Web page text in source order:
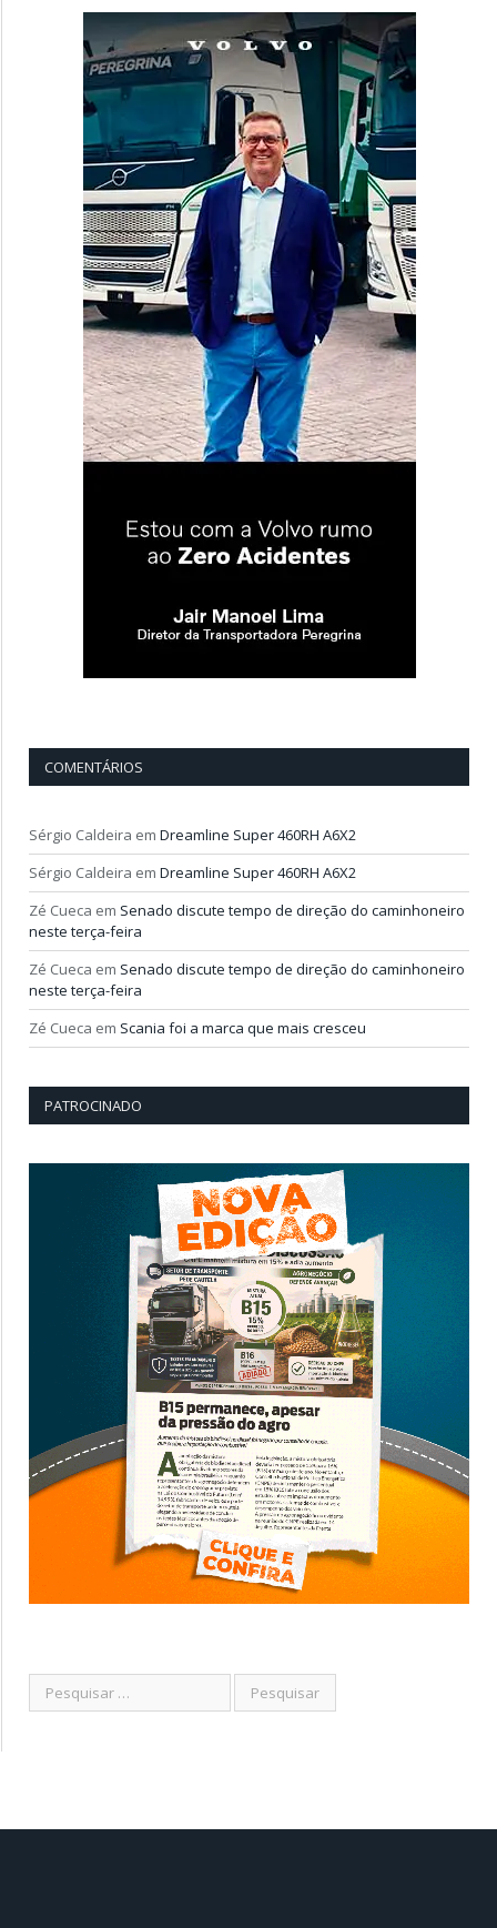
COMENTÁRIOS
Sérgio Caldeira em Dreamline Super 460RH A6X2
Sérgio Caldeira em Dreamline Super 460RH A6X2
Zé Cueca em Senado discute tempo de direção do caminhoneiro
neste terça-feira
Zé Cueca em Senado discute tempo de direção do caminhoneiro
neste terça-feira
Zé Cueca em Scania foi a marca que mais cresceu
PATROCINADO